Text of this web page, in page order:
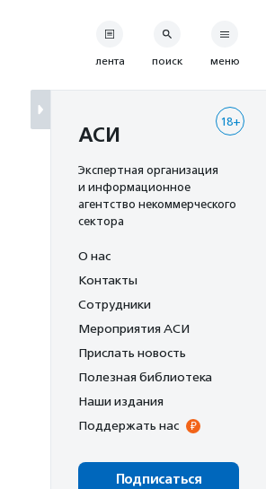
лента поиск меню
18+
АСИ
Экспертная организация
и информационное
агентство некоммерческого
сектора
О нас
Контакты
Сотрудники
Мероприятия АСИ
Прислать новость
Полезная библиотека
Наши издания
Поддержать нас
Подписаться